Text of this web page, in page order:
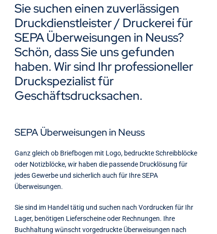
Kontakt
Sie suchen einen zuverlässigen
Druckdienstleister / Druckerei für
SEPA Überweisungen in Neuss?
Schön, dass Sie uns gefunden
haben. Wir sind Ihr professioneller
Druckspezialist für
Geschäftsdrucksachen.
SEPA Überweisungen in Neuss
Ganz gleich ob Briefbogen mit Logo, bedruckte Schreibblöcke
oder Notizblöcke, wir haben die passende Drucklösung für
jedes Gewerbe und sicherlich auch für Ihre SEPA
Überweisungen.
Sie sind im Handel tätig und suchen nach Vordrucken für Ihr
Lager, benötigen Lieferscheine oder Rechnungen. Ihre
Buchhaltung wünscht vorgedruckte Überweisungen nach